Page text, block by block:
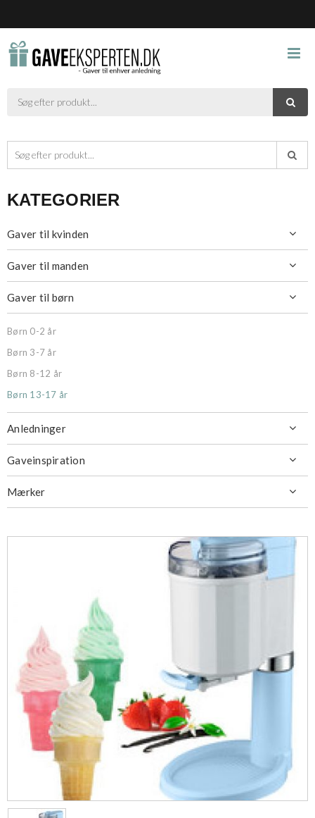



KATEGORIER
Gaver til kvinden 
Gaver til manden 
Gaver til børn 
Børn 0-2 år
Børn 3-7 år
Børn 8-12 år
Børn 13-17 år
Anledninger 
Gaveinspiration 
Mærker 